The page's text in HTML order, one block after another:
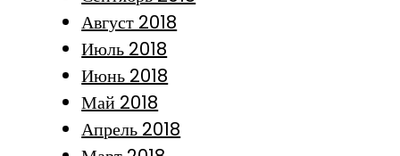
Август 2018
Июль 2018
Июнь 2018
Май 2018
Апрель 2018